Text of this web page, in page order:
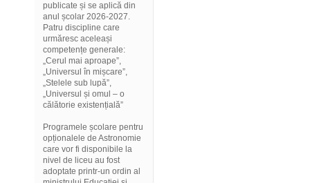
publicate și se aplică din
anul școlar 2026-2027.
Patru discipline care
urmăresc aceleași
competențe generale:
„Cerul mai aproape”,
„Universul în mișcare”,
„Stelele sub lupă”,
„Universul și omul – o
călătorie existențială”
Programele școlare pentru
opționalele de Astronomie
care vor fi disponibile la
nivel de liceu au fost
adoptate printr-un ordin al